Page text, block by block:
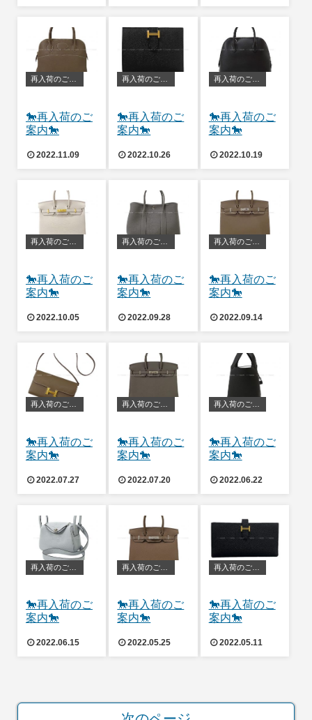
再入荷のご案内
🐎再入荷のご
案内🐎
2022.11.09
🐎再入荷のご
案内🐎
2022.10.26
再入荷のご案内
🐎再入荷のご
案内🐎
2022.10.19
再入荷のご案内
🐎再入荷のご
案内🐎
2022.10.05
🐎再入荷のご
案内🐎
2022.09.28
再入荷のご案内
🐎再入荷のご
案内🐎
2022.09.14
再入荷のご案内
🐎再入荷のご
案内🐎
2022.07.27
再入荷のご案内
🐎再入荷のご
案内🐎
2022.07.20
再入荷のご案内
🐎再入荷のご
案内🐎
2022.06.22
再入荷のご案内
🐎再入荷のご
案内🐎
2022.06.15
🐎再入荷のご
案内🐎
2022.05.25
再入荷のご案内
🐎再入荷のご
案内🐎
2022.05.11